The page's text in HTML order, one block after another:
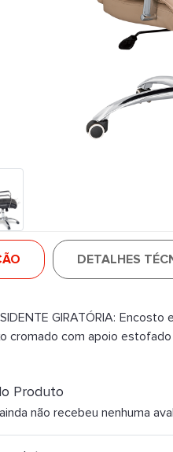
DETALHES
GIRATÓRIA:
cromado com apoio estofado
Produto
não recebeu nenhuma